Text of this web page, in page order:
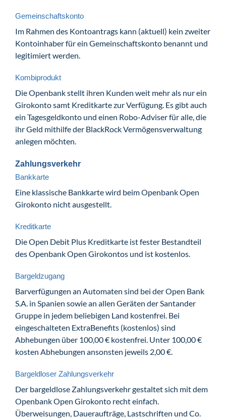
Gemeinschaftskonto
Im Rahmen des Kontoantrags kann (aktuell) kein zweiter
Kontoinhaber für ein Gemeinschaftskonto benannt und
legitimiert werden.
Kombiprodukt
Die Openbank stellt ihren Kunden weit mehr als nur ein
Girokonto samt Kreditkarte zur Verfügung. Es gibt auch
ein Tagesgeldkonto und einen Robo-Adviser für alle, die
ihr Geld mithilfe der BlackRock Vermögensverwaltung
anlegen möchten.
Zahlungsverkehr
Bankkarte
Eine klassische Bankkarte wird beim Openbank Open
Girokonto nicht ausgestellt.
Kreditkarte
Die Open Debit Plus Kreditkarte ist fester Bestandteil
des Openbank Open Girokontos und ist kostenlos.
Bargeldzugang
Barverfügungen an Automaten sind bei der Open Bank
S.A. in Spanien sowie an allen Geräten der Santander
Gruppe in jedem beliebigen Land kostenfrei. Bei
eingeschalteten ExtraBenefits (kostenlos) sind
Abhebungen über 100,00 € kostenfrei. Unter 100,00 €
kosten Abhebungen ansonsten jeweils 2,00 €.
Bargeldloser Zahlungsverkehr
Der bargeldlose Zahlungsverkehr gestaltet sich mit dem
Openbank Open Girokonto recht einfach.
Überweisungen, Daueraufträge, Lastschriften und Co.